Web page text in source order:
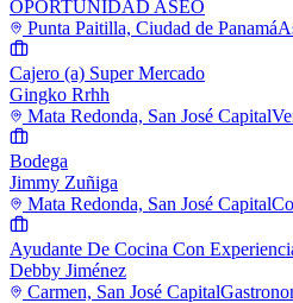
OPORTUNIDAD ASEO
Punta Paitilla, Ciudad de Panamá
Cajero (a) Super Mercado
Gingko Rrhh
Mata Redonda, San José Capital
Bodega
Jimmy Zuñiga
Mata Redonda, San José Capital
Ayudante De Cocina Con
Debby Jiménez
Carmen, San José Capital